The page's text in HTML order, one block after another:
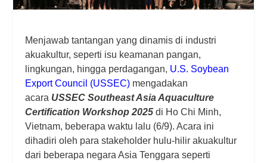
Menjawab tantangan yang dinamis di industri
akuakultur, seperti isu keamanan pangan,
lingkungan, hingga perdagangan, U.S. Soybean
Export Council (USSEC) mengadakan
acara USSEC Southeast Asia Aquaculture
Certification Workshop 2025 di Ho Chi Minh,
Vietnam, beberapa waktu lalu (6/9). Acara ini
dihadiri oleh para stakeholder hulu-hilir akuakultur
dari beberapa negara Asia Tenggara seperti